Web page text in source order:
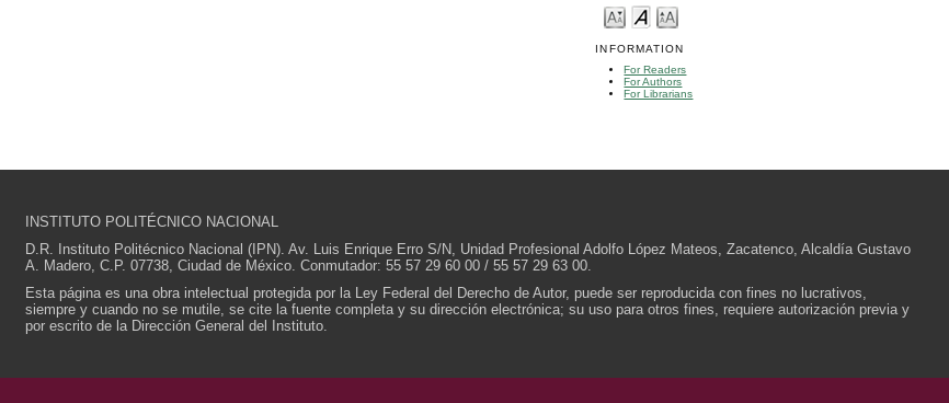
INFORMATION
For Readers
For Authors
For Librarians
INSTITUTO POLITÉCNICO NACIONAL
D.R. Instituto Politécnico Nacional (IPN). Av. Luis Enrique Erro S/N, Unidad Profesional Adolfo López Mateos, Zacatenco, Alcaldía Gustavo
A. Madero, C.P. 07738, Ciudad de México. Conmutador: 55 57 29 60 00 / 55 57 29 63 00.
Esta página es una obra intelectual protegida por la Ley Federal del Derecho de Autor, puede ser reproducida con fines no lucrativos,
siempre y cuando no se mutile, se cite la fuente completa y su dirección electrónica; su uso para otros fines, requiere autorización previa y
por escrito de la Dirección General del Instituto.